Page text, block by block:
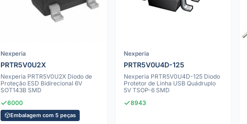
Nexperia
PRTR5V0U2X
Nexperia PRTR5V0U2X Diodo de
Proteção ESD Bidirecional 6V
SOT143B SMD
6000
Embalagem com 5 peças
Nexperia
PRTR5V0U4D-125
Nexperia PRTR5V0U4D-125 Diodo
Protetor de Linha USB Quádruplo
5V TSOP-6 SMD
8943